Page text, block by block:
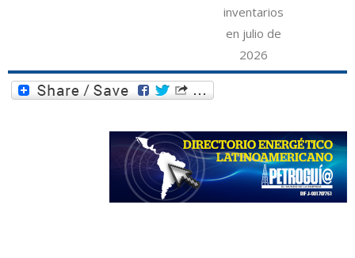
inventarios
en julio de
2026